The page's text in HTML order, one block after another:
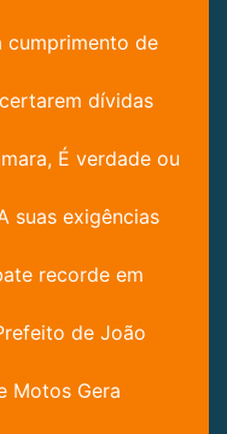
cumprimento de
dívidas
É verdade ou
suas exigências
recorde em
de João
Motos Gera